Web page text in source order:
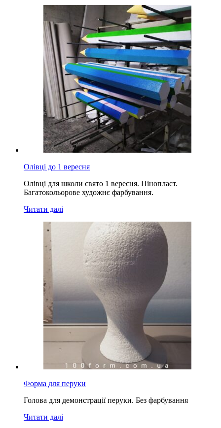
Олівці до 1 вересня
Олівці для школи свято 1 вересня. Пінопласт.
Багатокольорове художнє фарбування.
Читати далі
Форма для перуки
Голова для демонстрації перуки. Без фарбування
Читати далі